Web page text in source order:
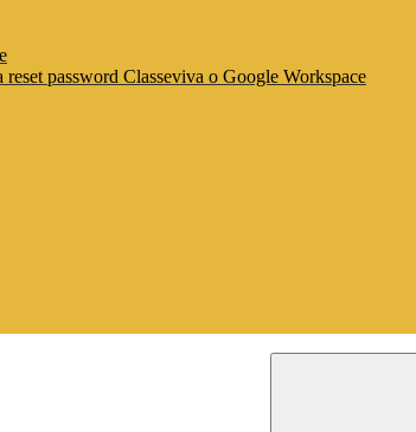
password Classeviva o Google Workspace